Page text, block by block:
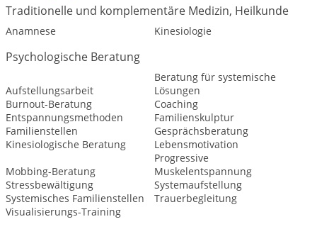
Traditionelle und komplementäre Medizin, Heilkunde
Anamnese Kinesiologie
Psychologische Beratung
Aufstellungsarbeit
Beratung für systemische
Lösungen
Burnout-Beratung
Coaching
Entspannungsmethoden
Familienskulptur
Familienstellen
Gesprächsberatung
Kinesiologische Beratung
Lebensmotivation
Mobbing-Beratung
Progressive
Muskelentspannung
Stressbewältigung
Systemaufstellung
Systemisches Familienstellen
Trauerbegleitung
Visualisierungs-Training